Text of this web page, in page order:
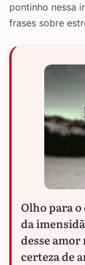
pontinho nessa
frases sobre
Olho para
da
desse
certeza de